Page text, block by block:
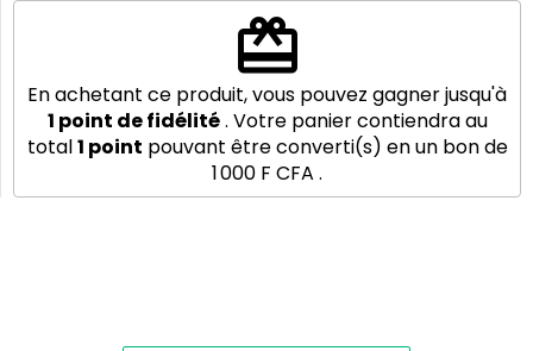
redeem
En achetant ce produit, vous pouvez gagner jusqu'à
1 point de fidélité. Votre panier contiendra au
total1 point pouvant être converti(s) en un bon de
1 000 F CFA .